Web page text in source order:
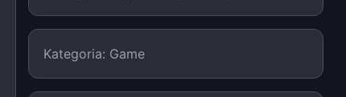
Kategoria: Game